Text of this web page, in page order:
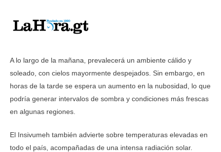
A lo largo de la mañana, prevalecerá un ambiente cálido y
soleado, con cielos mayormente despejados. Sin embargo, en
horas de la tarde se espera un aumento en la nubosidad, lo que
podría generar intervalos de sombra y condiciones más frescas
en algunas regiones.
El Insivumeh también advierte sobre temperaturas elevadas en
todo el país, acompañadas de una intensa radiación solar.